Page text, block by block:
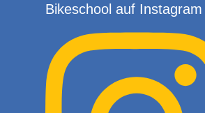
Bikeschool auf Instagram